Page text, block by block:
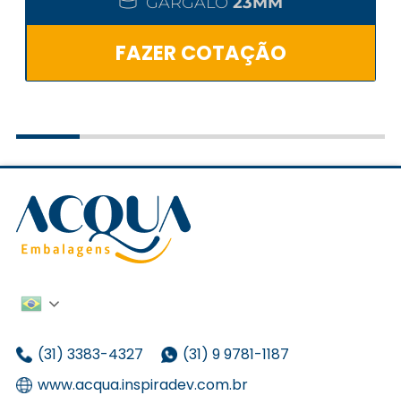
FAZER COTAÇÃO
(31) 3383-4327
(31) 9 9781-1187
www.acqua.inspiradev.com.br